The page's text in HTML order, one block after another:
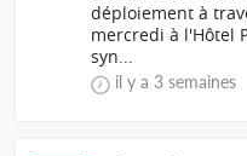
déploiement à
mercredi à l'Hôtel
syn...
il y a 3 semaines